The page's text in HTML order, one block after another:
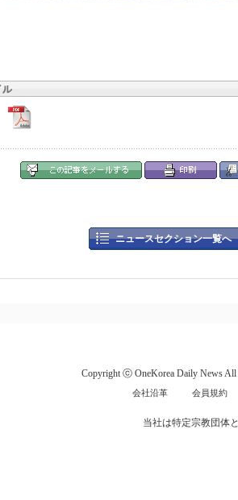
ニュースセクション一覧へ
Copyright ⓒ OneKorea Daily News All
会社沿革 会員規約
当社は特定宗教団体